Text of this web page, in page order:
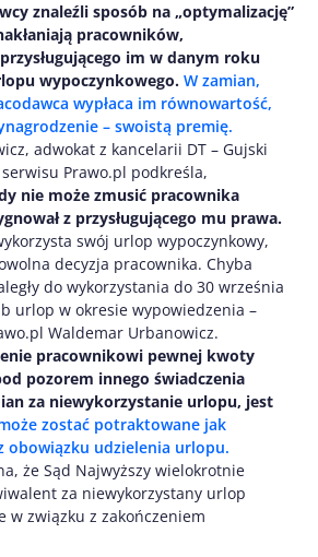
znaleźli sposób na „optymalizację”
pracowników,
im w danym roku
wypoczynkowego. W zamian,
wypłaca im równowartość,
– swoistą premię.
adwokat z kancelarii DT – Gujski
Prawo.pl podkreśla,
nie może zmusić pracownika
z przysługującego mu prawa.
swój urlop wypoczynkowy,
decyzja pracownika. Chyba
do wykorzystania do 30 września
urlop w okresie wypowiedzenia –
Waldemar Urbanowicz.
pracownikowi pewnej kwoty
pozorem innego świadczenia
za niewykorzystanie urlopu, jest
zostać potraktowane jak
obowiązku udzielenia urlopu.
że Sąd Najwyższy wielokrotnie
za niewykorzystany urlop
w związku z zakończeniem